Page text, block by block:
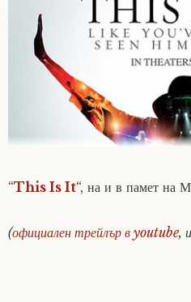
“This Is It“, на и в памет на
(официален трейлър в youtube,